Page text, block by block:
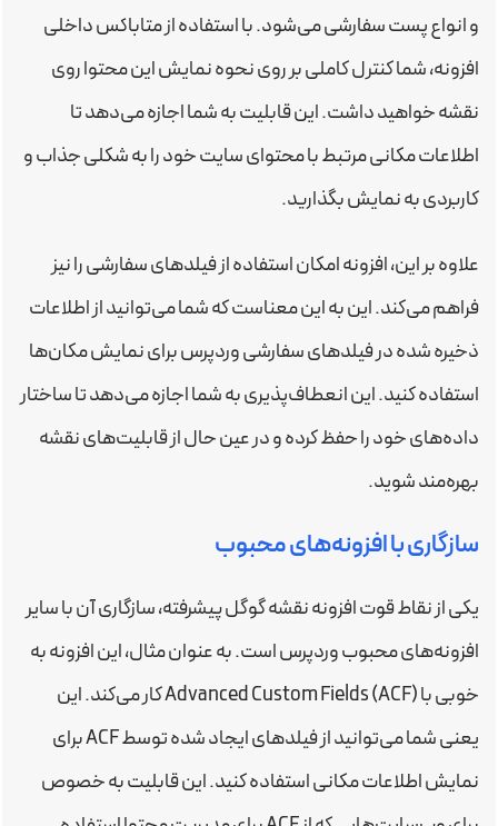
و انواع پست سفارشی می‌شود. با استفاده از متاباکس داخلی
افزونه، شما کنترل کاملی بر روی نحوه نمایش این محتوا روی
نقشه خواهید داشت. این قابلیت به شما اجازه می‌دهد تا
اطلاعات مکانی مرتبط با محتوای سایت خود را به شکلی جذاب و
کاربردی به نمایش بگذارید.
علاوه بر این، افزونه امکان استفاده از فیلدهای سفارشی را نیز
فراهم می‌کند. این به این معناست که شما می‌توانید از اطلاعات
ذخیره شده در فیلدهای سفارشی وردپرس برای نمایش مکان‌ها
استفاده کنید. این انعطاف‌پذیری به شما اجازه می‌دهد تا ساختار
داده‌های خود را حفظ کرده و در عین حال از قابلیت‌های نقشه
بهره‌مند شوید.
سازگاری با افزونه‌های محبوب
یکی از نقاط قوت افزونه نقشه گوگل پیشرفته، سازگاری آن با سایر
افزونه‌های محبوب وردپرس است. به عنوان مثال، این افزونه به
خوبی با Advanced Custom Fields (ACF) کار می‌کند. این
یعنی شما می‌توانید از فیلدهای ایجاد شده توسط ACF برای
نمایش اطلاعات مکانی استفاده کنید. این قابلیت به خصوص